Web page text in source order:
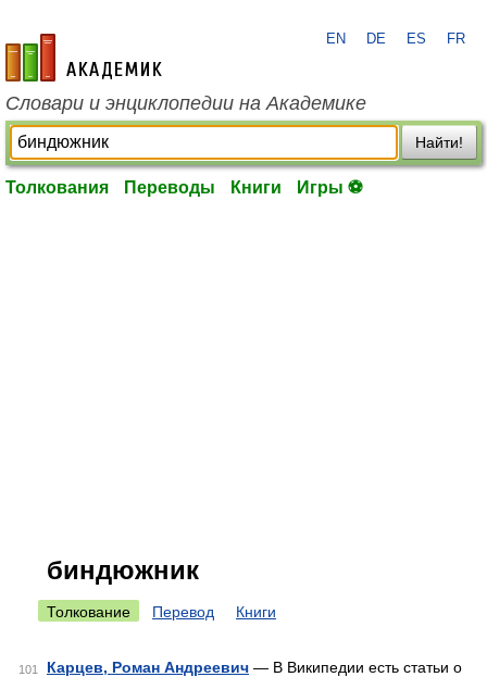
academic.ru
EN DE ES FR
Словари и энциклопедии на Академике
Найти!
Толкования Переводы Книги Игры ⚽
биндюжник
Толкование Перевод Книги
101 Карцев, Роман Андреевич — В Википедии есть статьи о